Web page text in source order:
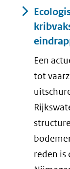
Een
tot
reden is